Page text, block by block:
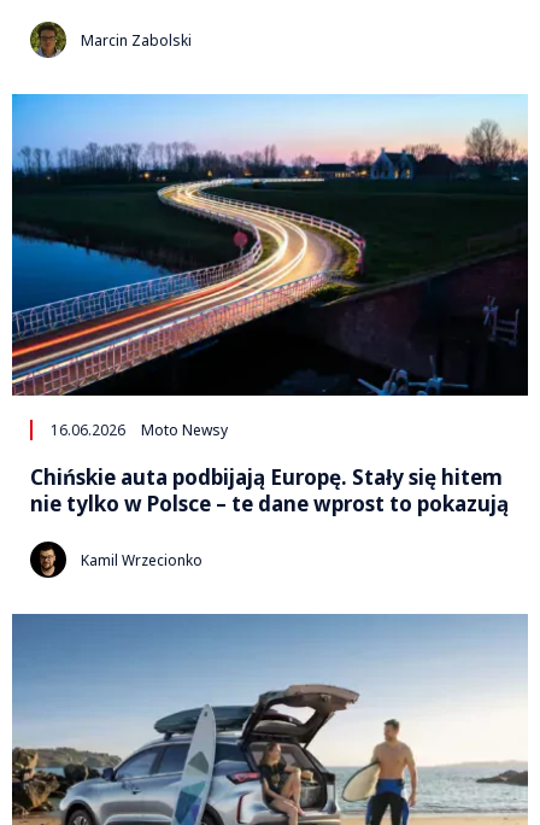
Marcin Zabolski
16.06.2026 Moto Newsy
Chińskie auta podbijają Europę. Stały się hitem
nie tylko w Polsce – te dane wprost to pokazują
Kamil Wrzecionko